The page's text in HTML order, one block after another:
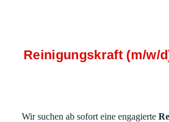
Reinigungskraft (m/w/
Wir suchen ab sofort eine engagierte